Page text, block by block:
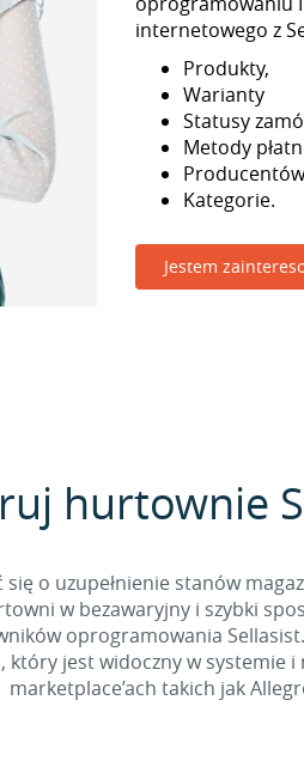
internetowego z
Produkty,
Warianty
Statusy
Metody
Kategorie.
Jestem
hurtownie
się o uzupełnienie stanów
w bezawaryjny i szybki
oprogramowania
który jest widoczny w systemie
marketplace’ach takich jak